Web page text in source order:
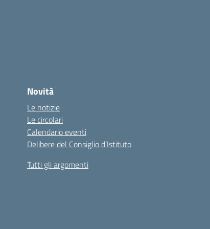
Novità
Le notizie
Le circolari
Calendario eventi
Delibere del Consiglio d’Istituto
Tutti gli argomenti